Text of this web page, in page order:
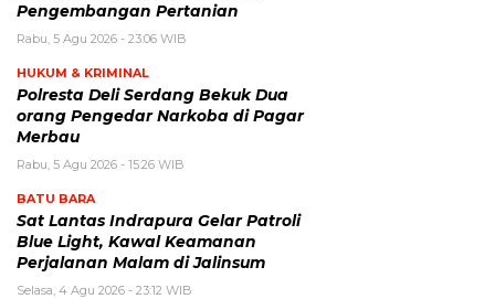
Pengembangan Pertanian
Rabu, 5 Agu 2026 - 23:06 WIB
HUKUM & KRIMINAL
Polresta Deli Serdang Bekuk Dua
orang Pengedar Narkoba di Pagar
Merbau
Rabu, 5 Agu 2026 - 15:26 WIB
BATU BARA
Sat Lantas Indrapura Gelar Patroli
Blue Light, Kawal Keamanan
Perjalanan Malam di Jalinsum
Selasa, 4 Agu 2026 - 23:12 WIB